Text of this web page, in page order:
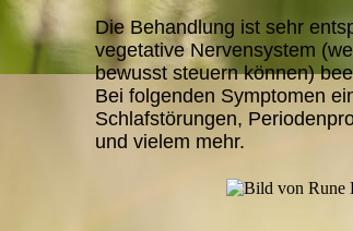
Die Behandlung ist sehr
vegetative Nervensystem
bewusst steuern können)
Bei folgenden Symptomen
Schlafstörungen,
und vielem mehr.